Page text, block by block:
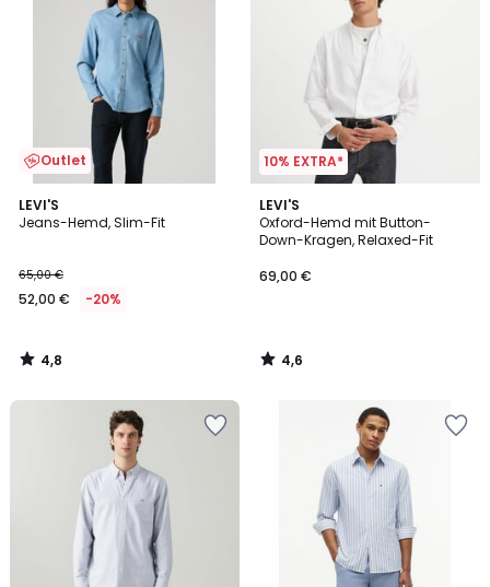
Outlet
LEVI'S
Jeans-Hemd, Slim-Fit
65,00 €
52,00 € -20%
4,8
/ 5
4,8
/
10% EXTRA*
LEVI'S
Oxford-Hemd mit Button-
Down-Kragen, Relaxed-Fit
69,00 €
4,6
/ 5
4,6
/